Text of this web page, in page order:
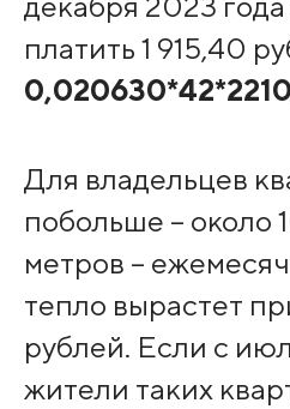
платить 1 915,40
Для владельцев
побольше – около
метров –
тепло вырастет
рублей. Если с
жители таких